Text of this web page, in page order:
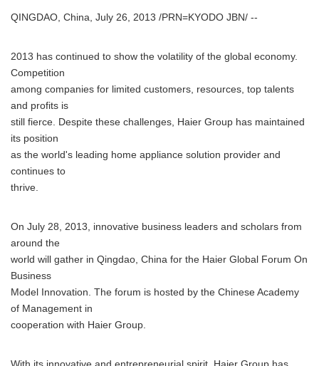
QINGDAO, China, July 26, 2013 /PRN=KYODO JBN/ --
2013 has continued to show the volatility of the global economy.
Competition
among companies for limited customers, resources, top talents
and profits is
still fierce. Despite these challenges, Haier Group has maintained
its position
as the world's leading home appliance solution provider and
continues to
thrive.
On July 28, 2013, innovative business leaders and scholars from
around the
world will gather in Qingdao, China for the Haier Global Forum On
Business
Model Innovation. The forum is hosted by the Chinese Academy
of Management in
cooperation with Haier Group.